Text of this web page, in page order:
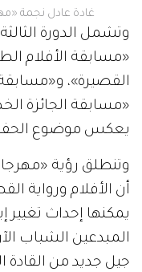
غادة عادل نجمة
وتشمل الدورة
«مسابقة الأفلام
القصيرة»،
«مسابقة الجائزة
يعكس موضوع
وتنطلق رؤية
أن الأفلام ورواية
يمكنها إحداث تغيير
المبدعين الشباب
جيل جديد من القادة